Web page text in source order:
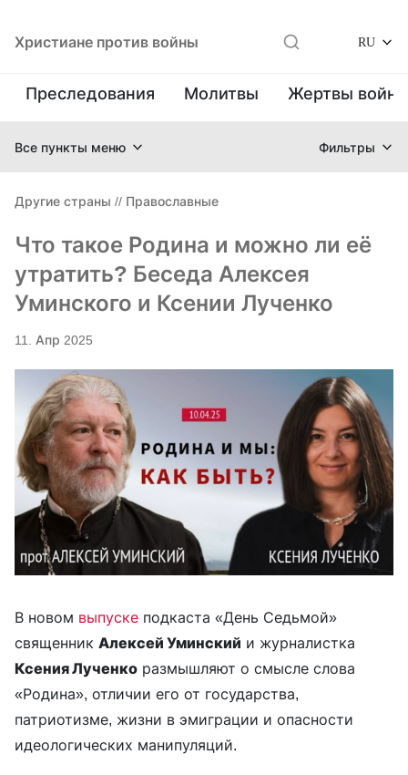
Христиане против войны RU
Преследования Молитвы Жертвы
Все пункты меню Фильтры
Другие страны // Православные
Что такое Родина и можно ли её
утратить? Беседа Алексея
Уминского и Ксении Лученко
11. Апр 2025
В новом выпуске подкаста «День Седьмой»
священник Алексей Уминский и журналистка
Ксения Лученко размышляют о смысле слова
«Родина», отличии его от государства,
патриотизме, жизни в эмиграции и опасности
идеологических манипуляций.